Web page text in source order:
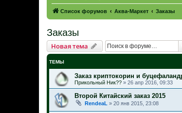
Список форумов Аква-Маркет Заказы
Заказы
Новая тема
ТЕМЫ
Заказ криптокорин и
Прикольный Ник?? » 26 апр 2016, 09:33
Второй Китайский заказ 2015
RendeaL » 20 янв 2015, 23:08